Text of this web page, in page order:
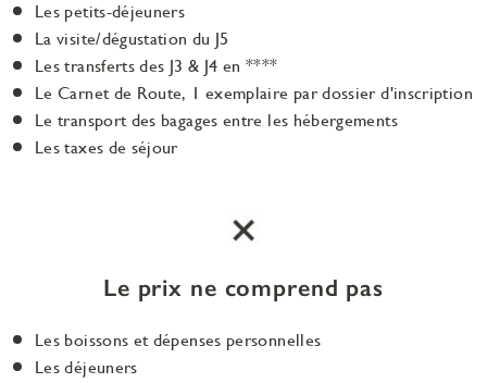
Les petits-déjeuners
La visite/dégustation du J5
Les transferts des J3 & J4 en ****
Le Carnet de Route, 1 exemplaire par dossier d'inscription
Le transport des bagages entre les hébergements
Les taxes de séjour
Le prix ne comprend pas
Les boissons et dépenses personnelles
Les déjeuners